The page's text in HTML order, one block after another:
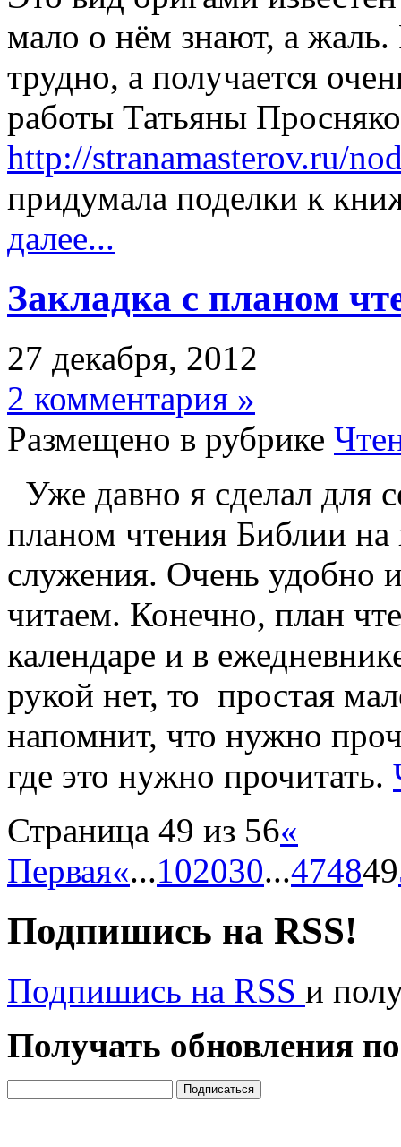
мало о нём знают, а жаль.
трудно, а получается
работы Татьяны
http://stranamasterov.ru/
придумала поделки к
далее...
Закладка с планом
27 декабря, 2012
2 комментария »
Размещено в рубрике
Уже давно я сделал для
планом чтения Библии на
служения. Очень удобно
читаем. Конечно, план
календаре и в
рукой нет, то простая
напомнит, что нужно
где это нужно прочитать.
Страница 49 из 56«
Первая«...102030...474849
Подпишись на RSS!
Подпишись на RSS и
Получать обновления